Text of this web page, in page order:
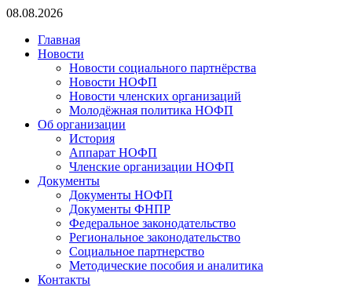
Перейти
содержимому
08.08.2026
Главная
Новости
Новости социального партнёрства
Новости НОФП
Новости членских организаций
Молодёжная политика НОФП
Об организации
История
Аппарат НОФП
Членские организации НОФП
Документы
Документы НОФП
Документы ФНПР
Федеральное законодательство
Региональное законодательство
Социальное партнерство
Методические пособия и аналитика
Контакты